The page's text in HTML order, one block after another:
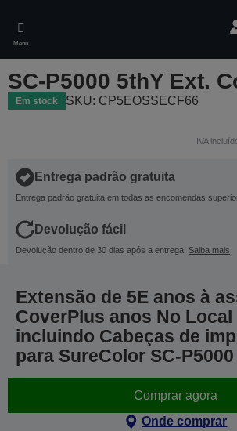
main
content
Menu
SC-P5000 5thY Ext.
Em stock SKU: CP5EOSSECF66
IVA
Entrega padrão gratuita
Entrega padrão gratuita em todas as encomendas
Devolução fácil
Devolução dentro de 30 dias após a entrega. Saiba mais
Extensão de 5E anos à
CoverPlus anos No
incluindo Cabeças de
para SureColor SC-P5000
Comprar agora
Onde comprar